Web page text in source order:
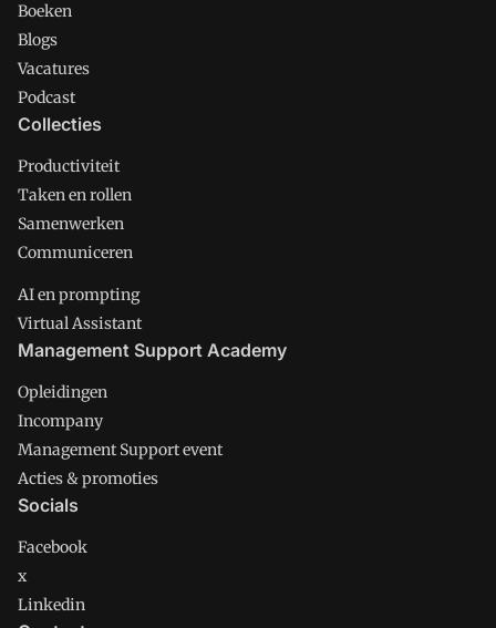
Boeken
Blogs
Vacatures
Podcast
Collecties
Productiviteit
Taken en rollen
Samenwerken
Communiceren
AI en prompting
Virtual Assistant
Management Support Academy
Opleidingen
Incompany
Management Support event
Acties & promoties
Socials
Facebook
x
Linkedin